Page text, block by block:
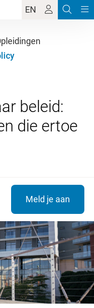
EN
beleid:
die ertoe
Meld je aan